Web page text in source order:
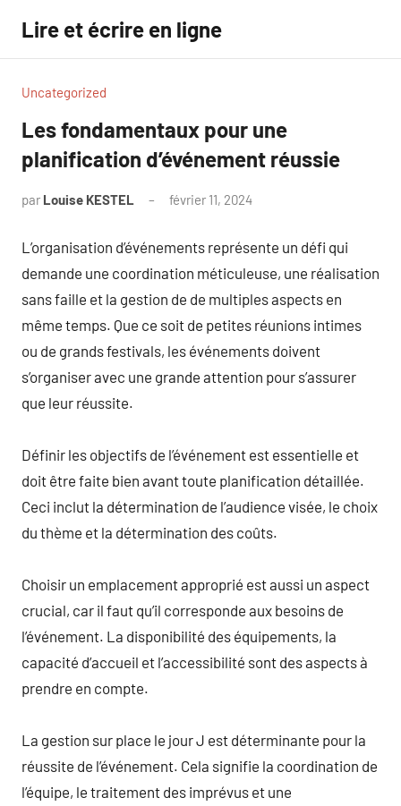
contenu
Lire et écrire en ligne
Uncategorized
Les fondamentaux pour une
planification d’événement réussie
par Louise KESTEL février 11, 2024
L’organisation d’événements représente un défi qui
demande une coordination méticuleuse, une réalisation
sans faille et la gestion de de multiples aspects en
même temps. Que ce soit de petites réunions intimes
ou de grands festivals, les événements doivent
s’organiser avec une grande attention pour s’assurer
que leur réussite.
Définir les objectifs de l’événement est essentielle et
doit être faite bien avant toute planification détaillée.
Ceci inclut la détermination de l’audience visée, le choix
du thème et la détermination des coûts.
Choisir un emplacement approprié est aussi un aspect
crucial, car il faut qu’il corresponde aux besoins de
l’événement. La disponibilité des équipements, la
capacité d’accueil et l’accessibilité sont des aspects à
prendre en compte.
La gestion sur place le jour J est déterminante pour la
réussite de l’événement. Cela signifie la coordination de
l’équipe, le traitement des imprévus et une